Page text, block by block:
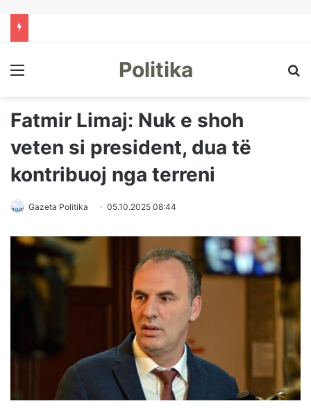
Menu Politika
Fatmir Limaj: Nuk e shoh
veten si president, dua të
kontribuoj nga terreni
Gazeta Politika 05.10.2025 08:44